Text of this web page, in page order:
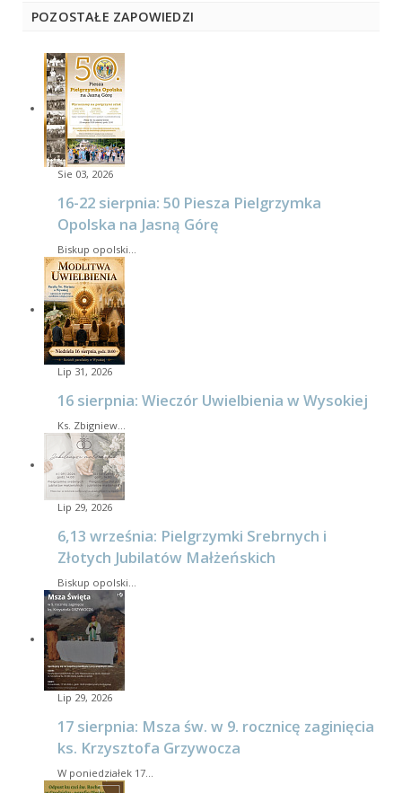
POZOSTAŁE ZAPOWIEDZI
Sie 03, 2026
16-22 sierpnia: 50 Piesza Pielgrzymka
Opolska na Jasną Górę
Biskup opolski…
Lip 31, 2026
16 sierpnia: Wieczór Uwielbienia w Wysokiej
Ks. Zbigniew…
Lip 29, 2026
6,13 września: Pielgrzymki Srebrnych i
Złotych Jubilatów Małżeńskich
Biskup opolski…
Lip 29, 2026
17 sierpnia: Msza św. w 9. rocznicę zaginięcia
ks. Krzysztofa Grzywocza
W poniedziałek 17…